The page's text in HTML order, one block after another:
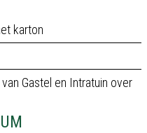
karton
Gastel en Intratuin over